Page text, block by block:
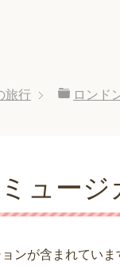
旅行 ロンド
ュー
ンが含まれていま